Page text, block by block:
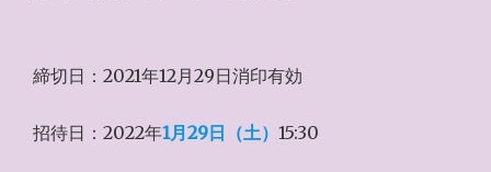
締切日：2021年12月29日消印有効
招待日：2022年1月29日（土） 15:30